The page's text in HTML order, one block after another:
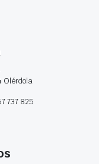
Olérdola
737 825